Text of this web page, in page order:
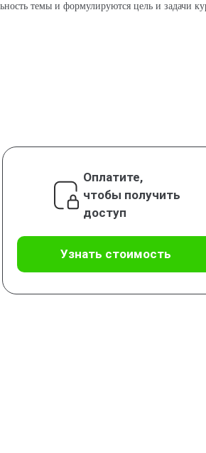
темы и формулируются цель и задачи
Оплатите,
чтобы получить
доступ
Узнать стоимость